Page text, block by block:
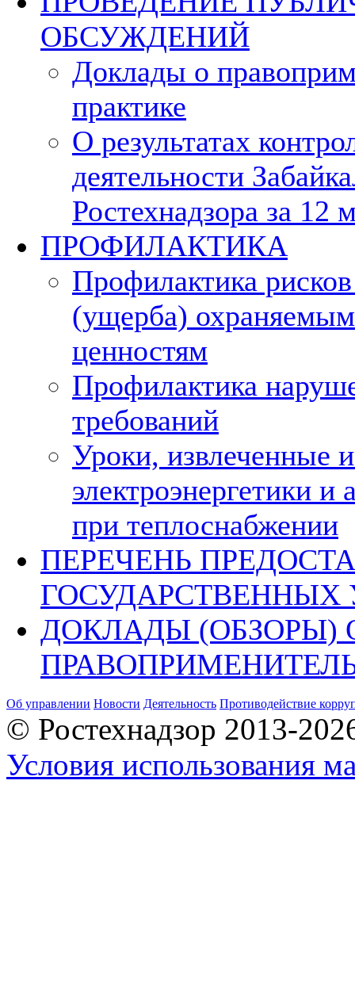
ОБСУЖДЕНИЙ
Доклады о
практике
О результатах
деятельности
Ростехнадзора за 12
ПРОФИЛАКТИКА
Профилактика
(ущерба)
ценностям
Профилактика
требований
Уроки, извлеченные
электроэнергетики
при теплоснабжении
ПЕРЕЧЕНЬ
ГОСУДАРСТВЕННЫХ
ДОКЛАДЫ (ОБЗОРЫ)
Об управлении Новости Деятельность Противодействие
© Ростехнадзор 2013-
Условия использования